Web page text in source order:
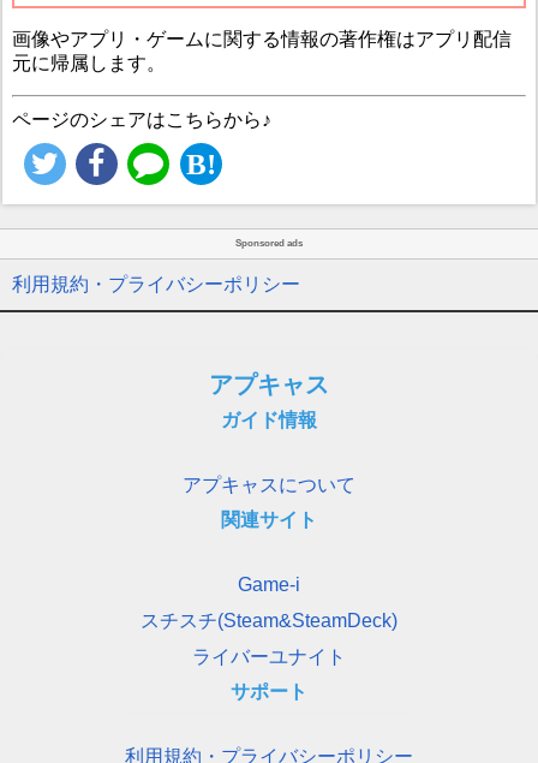
画像やアプリ・ゲームに関する情報の著作権はアプリ配信
元に帰属します。
ページのシェアはこちらから♪
Sponsored ads
利用規約・プライバシーポリシー
アプキャス
ガイド情報
アプキャスについて
関連サイト
Game-i
スチスチ(Steam&SteamDeck)
ライバーユナイト
サポート
利用規約・プライバシーポリシー